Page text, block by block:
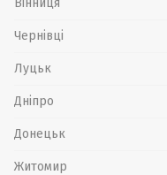
Чернівці
Луцьк
Дніпро
Донецьк
Житомир